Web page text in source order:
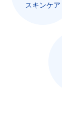
スキンケア